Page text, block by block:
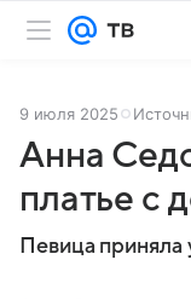
9 июля 2025
Анна
платье с
Певица приняла